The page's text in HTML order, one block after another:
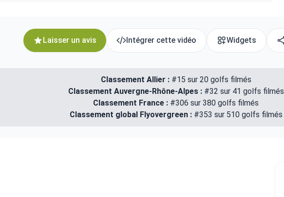
Laisser un avis Intégrer cette vidéo Widgets
Classement Allier :#15 sur 20 golfs filmés
Classement Auvergne-Rhône-Alpes : #32 sur 41 golfs filmés
Classement France : #306 sur 380 golfs filmés
Classement global Flyovergreen : #353 sur 510 golfs filmés